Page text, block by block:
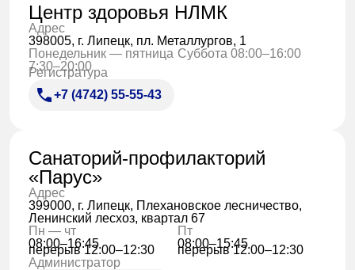
Центр здоровья НЛМК
Адрес
398005, г. Липецк, пл. Металлургов, 1
Понедельник — пятница
7:30–20:00
Суббота 08:00–16:00
Регистратура
+7 (4742) 55-55-43
Санаторий-профилакторий
«Парус»
Адрес
399000, г. Липецк, Плехановское лесничество,
Ленинский лесхоз, квартал 67
Пн — чт
08:00–16:45
перерыв 12:00–12:30
Пт
08:00–15:45
перерыв 12:00–12:30
Администратор